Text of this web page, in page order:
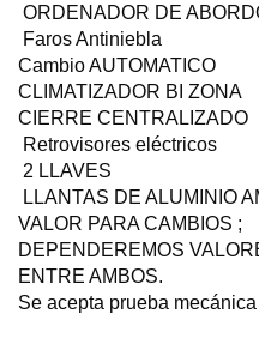
ORDENADOR DE
Faros Antiniebla
Cambio AUTOMATICO
CLIMATIZADOR BI ZONA
CIERRE CENTRALIZADO
Retrovisores eléctricos
2 LLAVES
LLANTAS DE ALUMINIO
VALOR PARA CAMBIOS ;
DEPENDEREMOS
ENTRE AMBOS.
Se acepta prueba mecánica